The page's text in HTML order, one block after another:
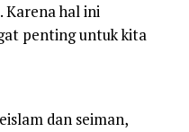
Karena hal ini
penting untuk kita
dan seiman,